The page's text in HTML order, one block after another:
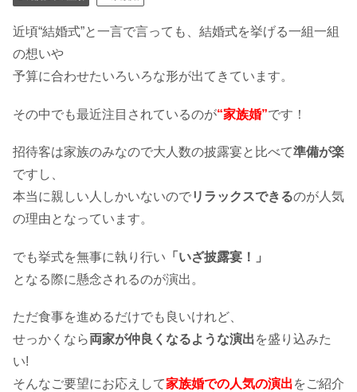
近頃“結婚式”と一言で言っても、結婚式を挙げる一組一組
の想いや
予算に合わせたいろいろな形が出てきています。
その中でも最近注目されているのが“家族婚”です！
招待客は家族のみなので大人数の披露宴と比べて準備が楽
ですし、
本当に親しい人しかいないのでリラックスできるのが人気
の理由となっています。
でも挙式を無事に執り行い 「いざ披露宴！」
となる際に懸念されるのが演出。
ただ食事を進めるだけでも良いけれど、
せっかくなら両家が仲良くなるような演出を盛り込みた
い!
そんなご要望にお応えして家族婚での人気の演出をご紹介